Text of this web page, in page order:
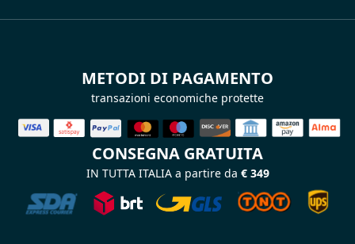
METODI DI PAGAMENTO
transazioni economiche protette
CONSEGNA GRATUITA
IN TUTTA ITALIA a partire da € 349